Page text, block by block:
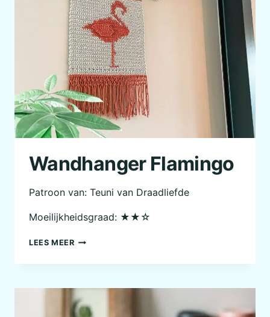
Wandhanger Flamingo
Patroon van: Teuni van Draadliefde
Moeilijkheidsgraad: ★★☆
LEES MEERWANDHANGER